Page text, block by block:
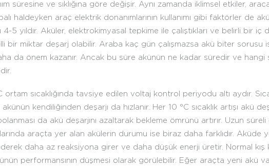
süresine ve sıklığına göre değişir. Aynı zamanda iklimsel etkiler,
haldeyken araç elektrik donanımlarının kullanımı gibi faktörler de
5 yıldır. Aküler, elektrokimyasal tepkime ile çalıştıkları ve belirli bir
bir miktar deşarj olabilir. Araba kaç gün çalışmazsa akü biter sorusu
da önem kazanır. Ancak bu süre akünün ne kadar süredir ve hangi
ortam sıcaklığında tavsiye edilen voltaj kontrol periyodu altı aydır.
akünün kendiliğinden deşarjı da hızlanır. Her 10 °C sıcaklık artışı akü
da akü deşarjını azaltarak bekleme ömrünü artırır. Uzun
araçta yer alan akülerin durumu ise biraz daha farklıdır.
daha az reaksiyona girer ve daha düşük enerji üretir. Normal kış
performansının düşmesi olarak görülebilir. Eğer araçta yeni akü